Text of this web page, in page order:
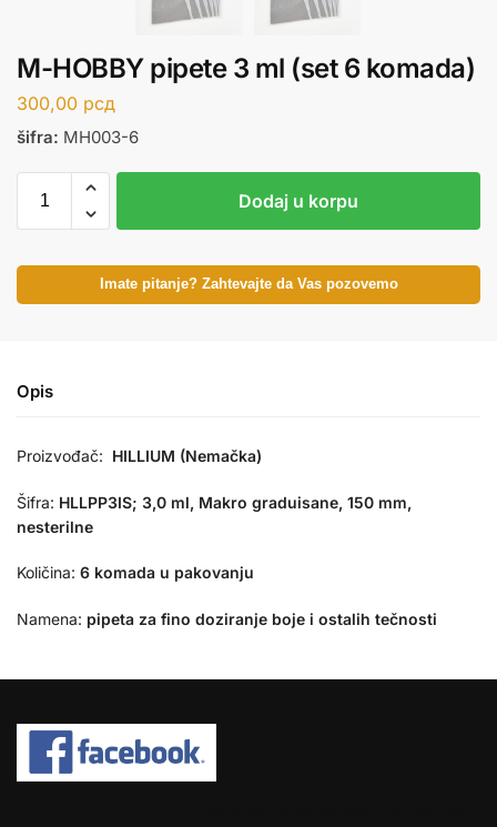
M-HOBBY pipete 3 ml (set 6 komada)
300,00 рсд
šifra: MH003-6
Dodaj u korpu
Imate pitanje? Zahtevajte da Vas pozovemo
Opis
Proizvođač: HILLIUM (Nemačka)
Šifra: HLLPP3IS; 3,0 ml, Makro graduisane, 150 mm,
nesterilne
Količina: 6 komada u pakovanju
Namena: pipeta za fino doziranje boje i ostalih tečnosti